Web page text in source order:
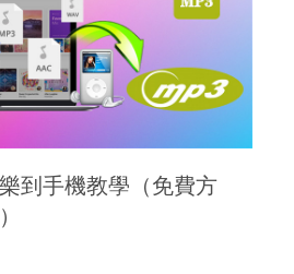
到手機教學（免費方